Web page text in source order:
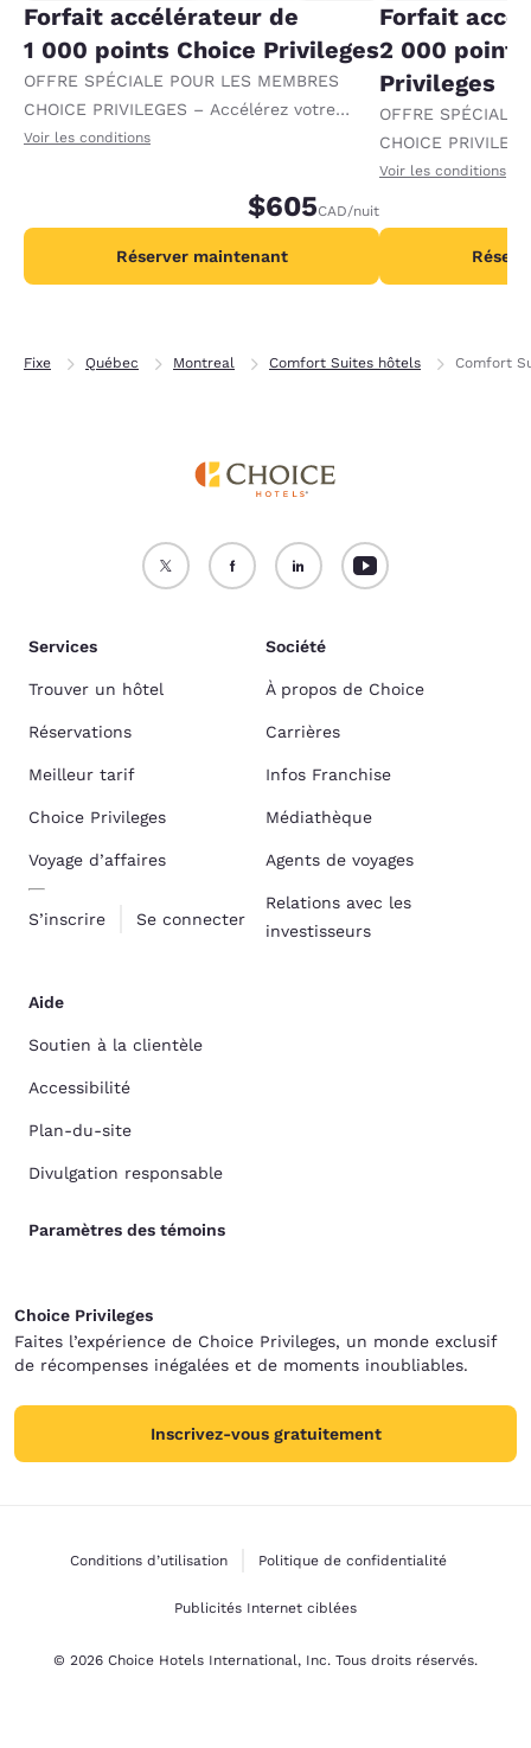
Forfait accélérateur de
1 000 points Choice Privileges
OFFRE SPÉCIALE POUR LES MEMBRES
CHOICE PRIVILEGES – Accélérez votre
progression vers des récompenses en
Voir les conditions
$605CAD/nuit
Réserver maintenant
Forfait
2 000
Privileges
OFFRE SPÉCIALE
CHOICE
progression vers
par nuit.
Voir les conditions
Fixe Québec Montreal Comfort Suites hôtels Comfort
Services
Trouver un hôtel
Réservations
Meilleur tarif
Choice Privileges
Voyage d’affaires
S’inscrire Se connecter
Société
À propos de Choice
Carrières
Infos Franchise
Médiathèque
Agents de voyages
Relations avec les
investisseurs
Aide
Soutien à la clientèle
Accessibilité
Plan-du-site
Divulgation responsable
Paramètres des témoins
Choice Privileges
Faites l’expérience de Choice Privileges, un monde exclusif
de récompenses inégalées et de moments inoubliables.
Inscrivez-vous gratuitement
Conditions d’utilisation Politique de confidentialité
Publicités Internet ciblées
© 2026 Choice Hotels International, Inc. Tous droits réservés.